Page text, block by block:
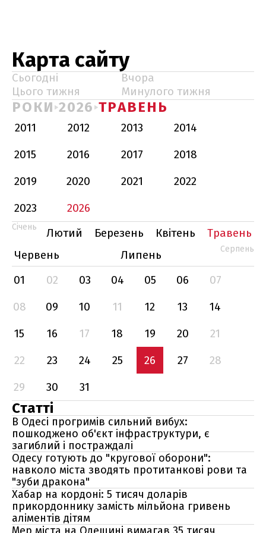
Карта сайту
Сьогодні
Вчора
Цього тижня
Минулого тижня
РОКИ 2026 ТРАВЕНЬ
2011 2012 2013
2014
2015
2016 2017
2018
2019
2020 2021
2022
2023
2026
Січень Лютий Березень Квітень
Травень
Червень
Липень Серпень
01 02 03 04 05 06
07
08
09 10 11 12 13
14
15
16 17 18 19 20
21
22
23 24 25 26 27
28
29
30 31
Статті
В Одесі прогримів сильний вибух:
пошкоджено об'єкт інфраструктури, є
загиблий і постраждалі
Одесу готують до "кругової оборони":
навколо міста зводять протитанкові рови та
"зуби дракона"
Хабар на кордоні: 5 тисяч доларів
прикордоннику замість мільйона гривень
аліментів дітям